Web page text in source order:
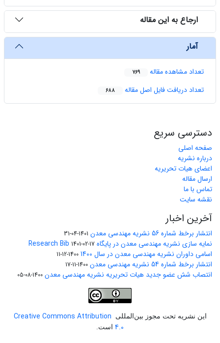
ارجاع به این مقاله
آمار
تعداد مشاهده مقاله 769
تعداد دریافت فایل اصل مقاله 688
دسترسی سریع
صفحه اصلی
درباره نشریه
اعضای هیات تحریریه
ارسال مقاله
تماس با ما
نقشه سایت
آخرین اخبار
انتشار برخط شماره 56 نشریه مهندسی معدن 1401-04-31
نمایه سازی نشریه مهندسی معدن در پایگاه Research Bib 1401-02-17
اسامی داوران نشریه مهندسی معدن در سال 1400 1400-12-11
انتشار برخط شماره 54 نشریه مهندسی معدن 1400-11-17
انتصاب شش عضو جدید هیات تحریریه نشریه مهندسی معدن 1400-08-05
این نشریه تحت مجوز بین‌المللی
Creative Commons Attribution
4.0 است.